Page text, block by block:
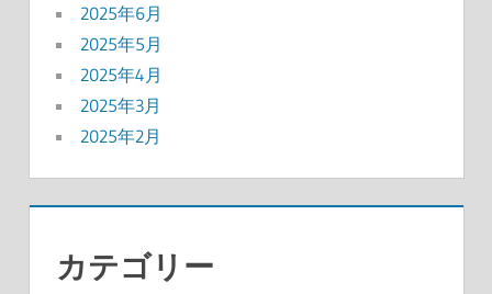
2025年6月
2025年5月
2025年4月
2025年3月
2025年2月
カテゴリー